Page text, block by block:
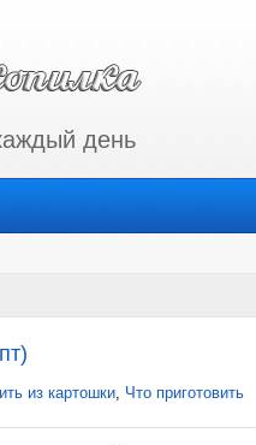
день
из картошки, Что приготовить